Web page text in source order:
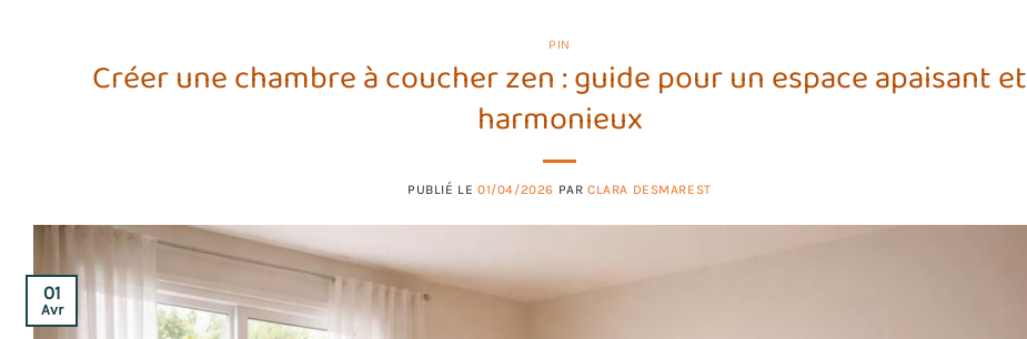
PIN
Créer une chambre à coucher zen : guide pour un espace apaisant et
harmonieux
PUBLIÉ LE01/04/2026 PAR CLARA DESMAREST
01
Avr